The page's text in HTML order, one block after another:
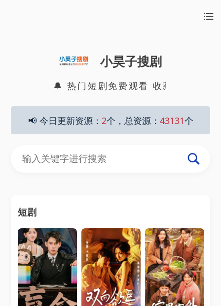
小昊子搜剧
🔔 热门短剧免费观看 收藏本站防止失
📢 今日更新资源： 2个，总资源： 43131个
短剧